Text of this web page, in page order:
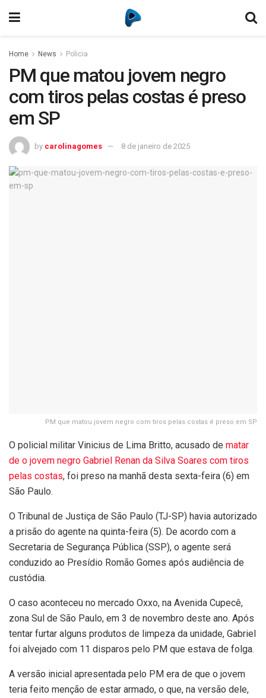
Home News Policia
PM que matou jovem negro
com tiros pelas costas é preso
em SP
by carolinagomes 8 de janeiro de 2025
PM que matou jovem negro com tiros pelas costas é preso em SP
O policial militar Vinicius de Lima Britto, acusado de matar
de o jovem negro Gabriel Renan da Silva Soares com tiros
pelas costas, foi preso na manhã desta sexta-feira (6) em
São Paulo.
O Tribunal de Justiça de São Paulo (TJ-SP) havia autorizado
a prisão do agente na quinta-feira (5). De acordo com a
Secretaria de Segurança Pública (SSP), o agente será
conduzido ao Presídio Romão Gomes após audiência de
custódia.
O caso aconteceu no mercado Oxxo, na Avenida Cupecê,
zona Sul de São Paulo, em 3 de novembro deste ano. Após
tentar furtar alguns produtos de limpeza da unidade, Gabriel
foi alvejado com 11 disparos pelo PM que estava de folga.
A versão inicial apresentada pelo PM era de que o jovem
teria feito menção de estar armado, o que, na versão dele,